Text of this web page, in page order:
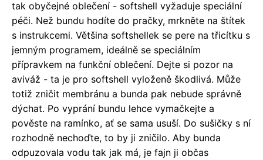
tak obyčejné oblečení - softshell vyžaduje speciální
péči. Než bundu hodíte do pračky, mrkněte na štítek
s instrukcemi. Většina softshellek se pere na třicítku s
jemným programem, ideálně se speciálním
přípravkem na funkční oblečení. Dejte si pozor na
aviváž - ta je pro softshell vyloženě škodlivá. Může
totiž zničit membránu a bunda pak nebude správně
dýchat. Po vyprání bundu lehce vymačkejte a
pověste na ramínko, ať se sama usuší. Do sušičky s ní
rozhodně nechoďte, to by ji zničilo. Aby bunda
odpuzovala vodu tak jak má, je fajn ji občas